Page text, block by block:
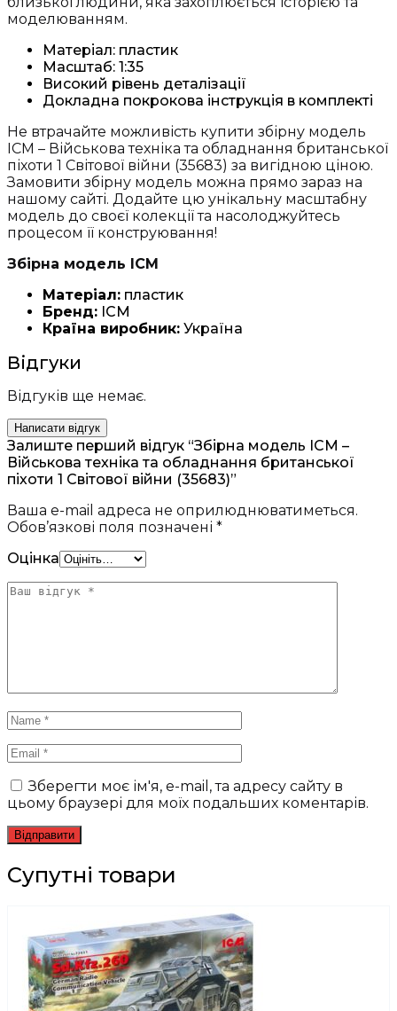
моделюванням.
Матеріал: пластик
Масштаб: 1:35
Високий рівень деталізації
Докладна покрокова інструкція в комплекті
Не втрачайте можливість купити збірну модель
ICM – Військова техніка та обладнання британської
піхоти 1 Світової війни (35683) за вигідною ціною.
Замовити збірну модель можна прямо зараз на
нашому сайті. Додайте цю унікальну масштабну
модель до своєї колекції та насолоджуйтесь
процесом її конструювання!
Збірна модель ICM
Матеріал: пластик
Бренд: ICM
Країна виробник: Україна
Відгуки
Відгуків ще немає.
Написати відгук
Залиште перший відгук “Збірна модель ICM –
Військова техніка та обладнання британської
піхоти 1 Світової війни (35683)”
Ваша e-mail адреса не оприлюднюватиметься.
Обов’язкові поля позначені *
Оцінка
Зберегти моє ім'я, e-mail, та адресу сайту в
цьому браузері для моїх подальших коментарів.
Супутні товари